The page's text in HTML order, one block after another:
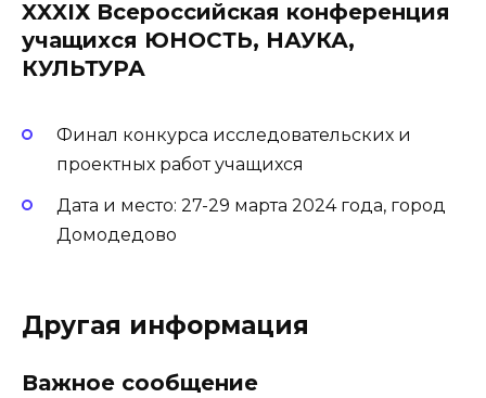
XXXIХ Всероссийская конференция
учащихся ЮНОСТЬ, НАУКА,
КУЛЬТУРА
Финал конкурса исследовательских и
проектных работ учащихся
Дата и место: 27-29 марта 2024 года, город
Домодедово
Другая информация
Важное сообщение